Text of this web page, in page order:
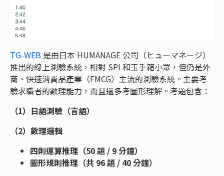
TG-WEB 是由日本 HUMANAGE 公司（ヒューマネージ）
推出的線上測驗系統，相對 SPI 和玉手箱小眾，但仍是外
商、快速消費品產業（FMCG）主流的測驗系統。主要考
驗求職者的數理能力，而且還多考圖形理解。考題包含：
（1）日語測驗（言語）
（2）數理邏輯
四則運算推理（50 題 / 9 分鐘）
圖形規則推理（共 96 題 / 40 分鐘）